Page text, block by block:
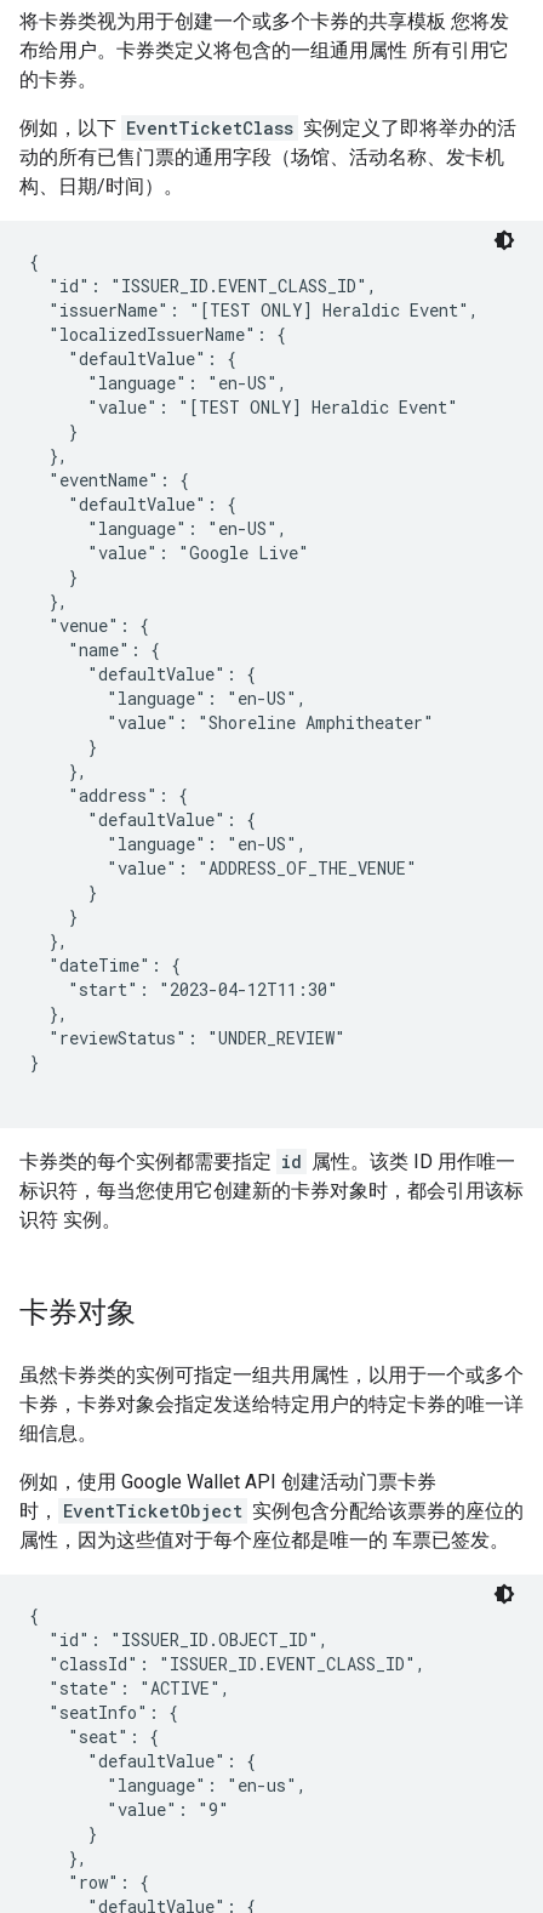
将卡券类视为用于创建一个或多个卡券的共享模板 您将发
布给用户。卡券类定义将包含的一组通用属性 所有引用它
的卡券。
例如，以下 EventTicketClass 实例定义了即将举办的活
动的所有已售门票的通用字段（场馆、活动名称、发卡机
构、日期/时间）。
{
  "id": "ISSUER_ID.EVENT_CLASS_ID",
  "issuerName": "[TEST ONLY] Heraldic Event",
  "localizedIssuerName": {
    "defaultValue": {
      "language": "en-US",
      "value": "[TEST ONLY] Heraldic Event"
    }
  },
  "eventName": {
    "defaultValue": {
      "language": "en-US",
      "value": "Google Live"
    }
  },
  "venue": {
    "name": {
      "defaultValue": {
        "language": "en-US",
        "value": "Shoreline Amphitheater"
      }
    },
    "address": {
      "defaultValue": {
        "language": "en-US",
        "value": "ADDRESS_OF_THE_VENUE"
      }
    }
  },
  "dateTime": {
    "start": "2023-04-12T11:30"
  },
  "reviewStatus": "UNDER_REVIEW"
}
卡券类的每个实例都需要指定 id 属性。该类 ID 用作唯一
标识符，每当您使用它创建新的卡券对象时，都会引用该标
识符 实例。
卡券对象
虽然卡券类的实例可指定一组共用属性，以用于一个或多个
卡券，卡券对象会指定发送给特定用户的特定卡券的唯一详
细信息。
例如，使用 Google Wallet API 创建活动门票卡券
时，
EventTicketObject 实例包含分配给该票券的座位的
属性，因为这些值对于每个座位都是唯一的 车票已签发。
{
  "id": "ISSUER_ID.OBJECT_ID",
  "classId": "ISSUER_ID.EVENT_CLASS_ID",
  "state": "ACTIVE",
  "seatInfo": {
    "seat": {
      "defaultValue": {
        "language": "en-us",
        "value": "9"
      }
    },
    "row": {
      "defaultValue": {